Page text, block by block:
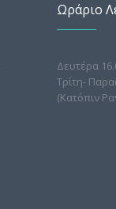
Ωράριο
Δευτέρα
Τρίτη-
(Κατόπιν